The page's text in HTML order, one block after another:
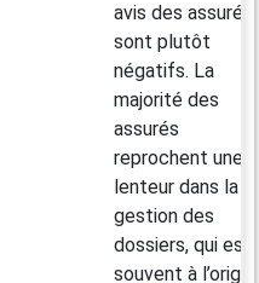
avis des assurés
sont plutôt
négatifs. La
majorité des
assurés
reprochent une
lenteur dans la
gestion des
dossiers, qui est
souvent à